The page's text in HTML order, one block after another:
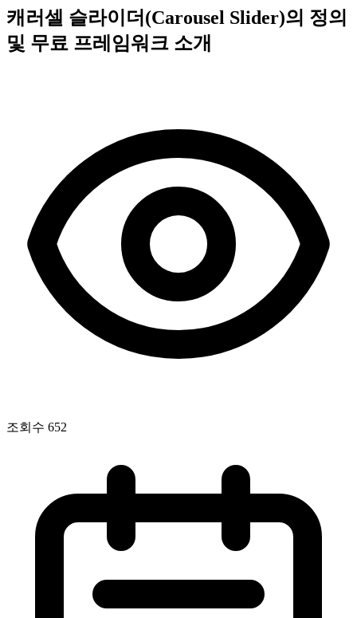
캐러셀 슬라이더(Carousel Slider)의 정의
및 무료 프레임워크 소개
조회수 652